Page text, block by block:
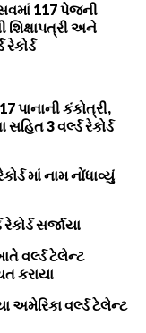
117 પેજની
અને
પાનાની કંકોત્રી,
3 વર્લ્ડ રેકોર્ડ
માં નામ નોંધાવ્યું
સર્જાયા
વર્લ્ડ ટેલેન્ટ
કરાયા
અમેરિકા વર્લ્ડ ટેલેન્ટ